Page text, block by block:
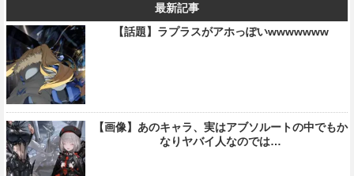
最新記事
【話題】ラプラスがアホっぽいwwwwwww
【画像】あのキャラ、実はアブソルートの中でもか
なりヤバイ人なのでは…